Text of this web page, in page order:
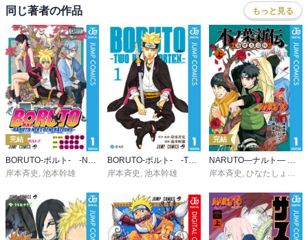
同じ著者の作品 もっと見る
完結
BORUTO-ボルト- -NARUTO NEXT GENERATIONS-
岸本斉史 , 池本幹雄
BORUTO-ボルト- -TWO BLUE VORTEX-
岸本斉史 , 池本幹雄
完結
NARUTO―ナルト― 木ノ葉新伝 湯煙忍法帖
岸本斉史 , ひなたしょう